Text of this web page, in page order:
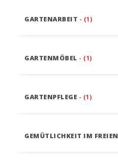
GARTENARBEIT - (1)
GARTENMÖBEL - (1)
GARTENPFLEGE - (1)
GEMÜTLICHKEIT IM FREIEN